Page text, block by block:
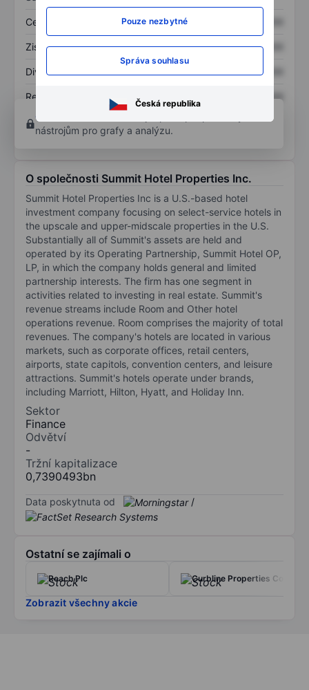
Pouze nezbytné
Správa souhlasu
Česká republika
Cena/tržby XXXXXXX
Zisk na akcii XXXXXXX XXXXXXX
Dividenda na akcii XXXXXXX
Rentabilita kapitálu
XXXXXXX
Otevřete si účet
nástrojům pro grafy a analýzu.
O společnosti Summit Hotel Properties Inc.
Summit Hotel Properties Inc is a U.S.-based hotel
investment company focusing on select-service hotels in
the upscale and upper-midscale properties in the U.S.
Substantially all of Summit's assets are held and
operated by its Operating Partnership, Summit Hotel OP,
LP, in which the company holds general and limited
partnership interests. The firm has one segment in
activities related to investing in real estate. Summit's
revenue streams include Room and Other hotel
operations revenue. Room comprises the majority of total
revenues. The company's hotels are located in various
markets, such as corporate offices, retail centers,
airports, state capitols, convention centers, and leisure
attractions. Summit's hotels operate under brands,
including Marriott, Hilton, Hyatt, and Holiday Inn.
Sektor
Finance
Odvětví
-
Tržní kapitalizace
0,7390493bn
Data poskytnuta od /
Ostatní se zajímali o
Reach Plc Curbline Properties Corp.
Zobrazit všechny akcie